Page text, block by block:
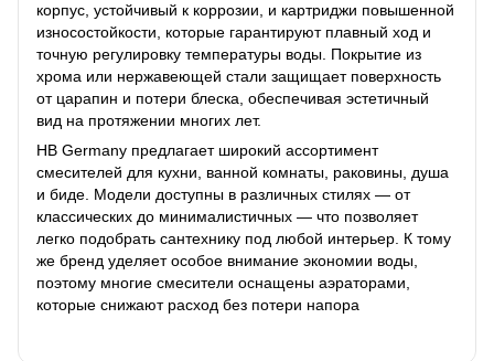
корпус, устойчивый к коррозии, и картриджи повышенной
износостойкости, которые гарантируют плавный ход и
точную регулировку температуры воды. Покрытие из
хрома или нержавеющей стали защищает поверхность
от царапин и потери блеска, обеспечивая эстетичный
вид на протяжении многих лет.
HB Germany предлагает широкий ассортимент
смесителей для кухни, ванной комнаты, раковины, душа
и биде. Модели доступны в различных стилях — от
классических до минималистичных — что позволяет
легко подобрать сантехнику под любой интерьер. К тому
же бренд уделяет особое внимание экономии воды,
поэтому многие смесители оснащены аэраторами,
которые снижают расход без потери напора